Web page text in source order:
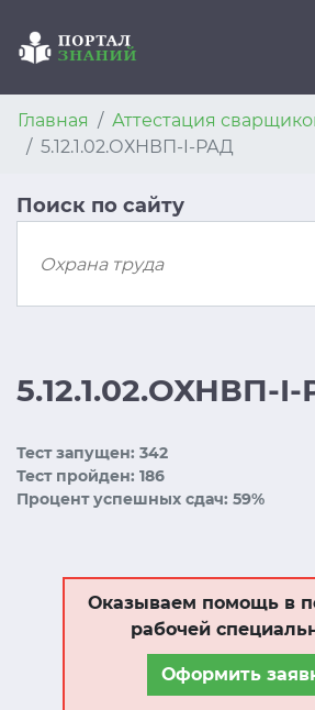
Главная
Аттестация
5.12.1.02.ОХНВП-I-РАД
Поиск по сайту
5.12.1.02.ОХНВП-
Тест запущен: 342
Тест пройден: 186
Процент успешных сдач: 59%
Оказываем помощь в
рабочей
Оформить